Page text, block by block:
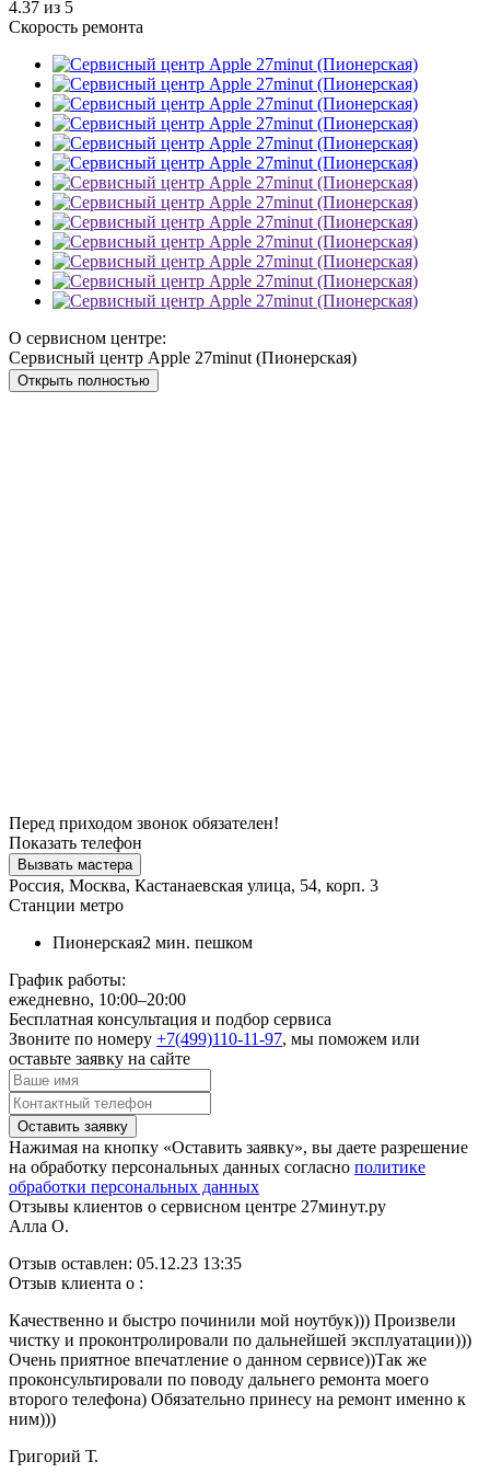
4.37 из 5
Скорость ремонта
О сервисном центре:
Сервисный центр Apple 27minut (Пионерская)
Открыть полностью
Перед приходом звонок обязателен!
Показать телефон
Вызвать мастера
Россия, Москва, Кастанаевская улица, 54, корп. 3
Станции метро
Пионерская2 мин. пешком
График работы:
ежедневно, 10:00–20:00
Бесплатная консультация и подбор сервиса
Звоните по номеру +7(499)110-11-97, мы поможем или
оставьте заявку на сайте
Оставить заявку
Нажимая на кнопку «Оставить заявку», вы даете разрешение
на обработку персональных данных согласно политике
обработки персональных данных
Отзывы клиентов о сервисном центре 27минут.ру
Алла О.
Отзыв оставлен: 05.12.23 13:35
Отзыв клиента о :
Качественно и быстро починили мой ноутбук))) Произвели
чистку и проконтролировали по дальнейшей эксплуатации)))
Очень приятное впечатление о данном сервисе))Так же
проконсультировали по поводу дальнего ремонта моего
второго телефона) Обязательно принесу на ремонт именно к
ним)))
Григорий Т.